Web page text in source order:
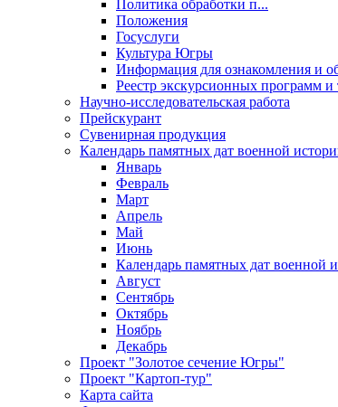
Политика обработки п...
Положения
Госуслуги
Культура Югры
Информация для ознакомления и
Реестр экскурсионных программ и
Научно-исследовательская работа
Прейскурант
Сувенирная продукция
Календарь памятных дат военной
Январь
Февраль
Март
Апрель
Май
Июнь
Календарь памятных дат военной
Август
Сентябрь
Октябрь
Ноябрь
Декабрь
Проект "Золотое сечение Югры"
Проект "Картоп-тур"
Карта сайта